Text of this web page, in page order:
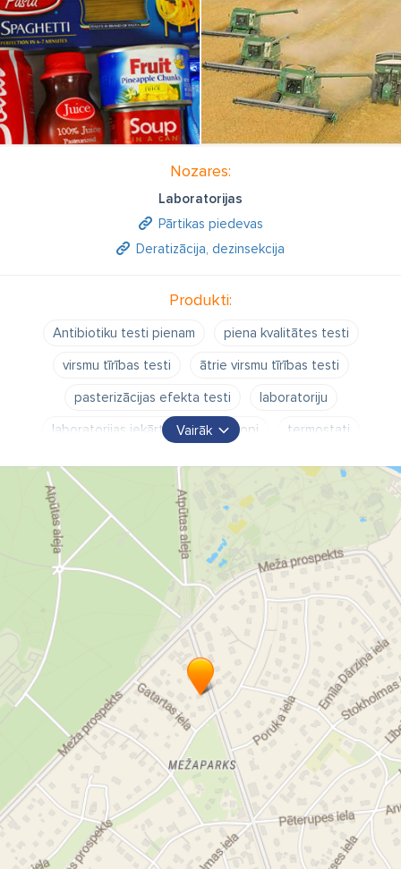
Nozares:
Laboratorijas
Pārtikas piedevas
Deratizācija, dezinsekcija
Produkti:
Antibiotiku testi pienam
piena kvalitātes testi
virsmu tīrības testi
ātrie virsmu tīrības testi
pasterizācijas efekta testi
laboratoriju
laboratorijas iekārtas
krioskopi
termostati
aflotoksīnu testi pienam
aflotoksīnu testi graudiem
DON testi graudiem
ātrie graudu kvalitātes testi
piena analizatori
luminometri
inhibitoru testi pienam
piena skābuma testi
gatavās batotnes mikrobioloģijai
enterobaktērijas
koliformas
raugi pelējums
Vairāk